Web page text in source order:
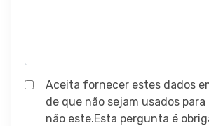
Aceita fornecer estes dados
de que não sejam usados
não este.Esta pergunta é